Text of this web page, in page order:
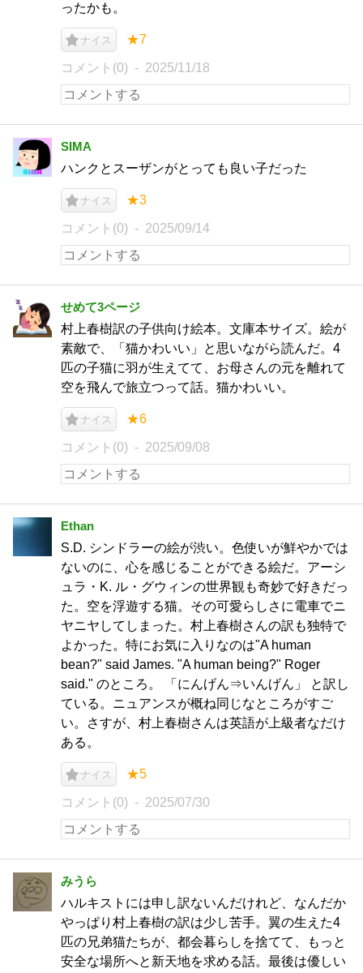
ったかも。
ナイス ★7
コメント(0) 2025/11/18
SIMA
ハンクとスーザンがとっても良い子だった
ナイス ★3
コメント(0) 2025/09/14
せめて3ページ
村上春樹訳の子供向け絵本。文庫本サイズ。絵が
素敵で、「猫かわいい」と思いながら読んだ。4
匹の子猫に羽が生えてて、お母さんの元を離れて
空を飛んで旅立つって話。猫かわいい。
ナイス ★6
コメント(0) 2025/09/08
Ethan
S.D. シンドラーの絵が渋い。色使いが鮮やかでは
ないのに、心を感じることができる絵だ。アーシ
ュラ・K. ル・グウィンの世界観も奇妙で好きだっ
た。空を浮遊する猫。その可愛らしさに電車でニ
ヤニヤしてしまった。村上春樹さんの訳も独特で
よかった。特にお気に入りなのは"A human
bean?" said James. "A human being?" Roger
said." のところ。 「にんげん⇒いんげん」 と訳し
ている。ニュアンスが概ね同じなところがすご
い。さすが、村上春樹さんは英語が上級者なだけ
ある。
ナイス ★5
コメント(0) 2025/07/30
みうら
ハルキストには申し訳ないんだけれど、なんだか
やっぱり村上春樹の訳は少し苦手。翼の生えた4
匹の兄弟猫たちが、都会暮らしを捨てて、もっと
安全な場所へと新天地を求める話。最後は優しい